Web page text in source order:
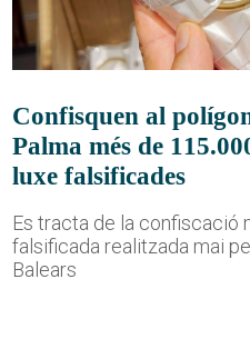
Confisquen al
Palma més de
luxe falsificades
Es tracta de la confiscació
falsificada realitzada mai
Balears